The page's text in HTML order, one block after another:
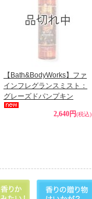
【Bath&BodyWorks】ファ
インフレグランスミスト：
グレーズドパンプキン
2,640円(税込)